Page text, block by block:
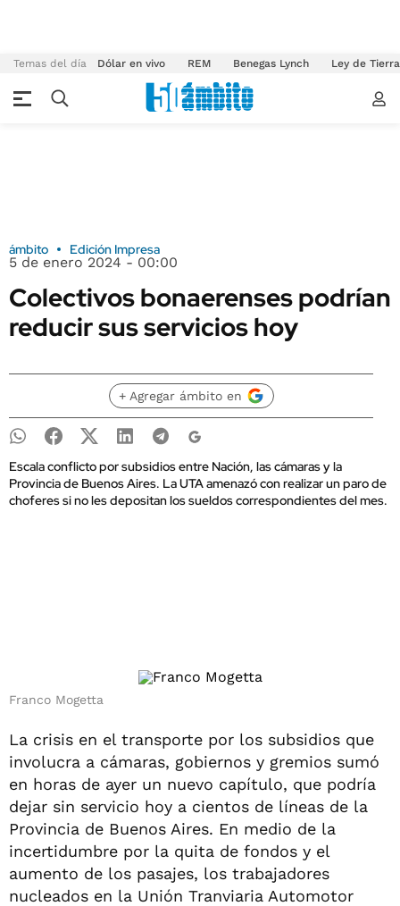
Temas del día Dólar en vivo REM Benegas Lynch Ley de
ámbito Edición Impresa
5 de enero 2024 - 00:00
Colectivos bonaerenses podrían
reducir sus servicios hoy
+ Agregar ámbito en
Escala conflicto por subsidios entre Nación, las cámaras y la
Provincia de Buenos Aires. La UTA amenazó con realizar un paro de
choferes si no les depositan los sueldos correspondientes del mes.
Franco Mogetta
La crisis en el transporte por los subsidios que
involucra a cámaras, gobiernos y gremios sumó
en horas de ayer un nuevo capítulo, que podría
dejar sin servicio hoy a cientos de líneas de la
Provincia de Buenos Aires. En medio de la
incertidumbre por la quita de fondos y el
aumento de los pasajes, los trabajadores
nucleados en la Unión Tranviaria Automotor